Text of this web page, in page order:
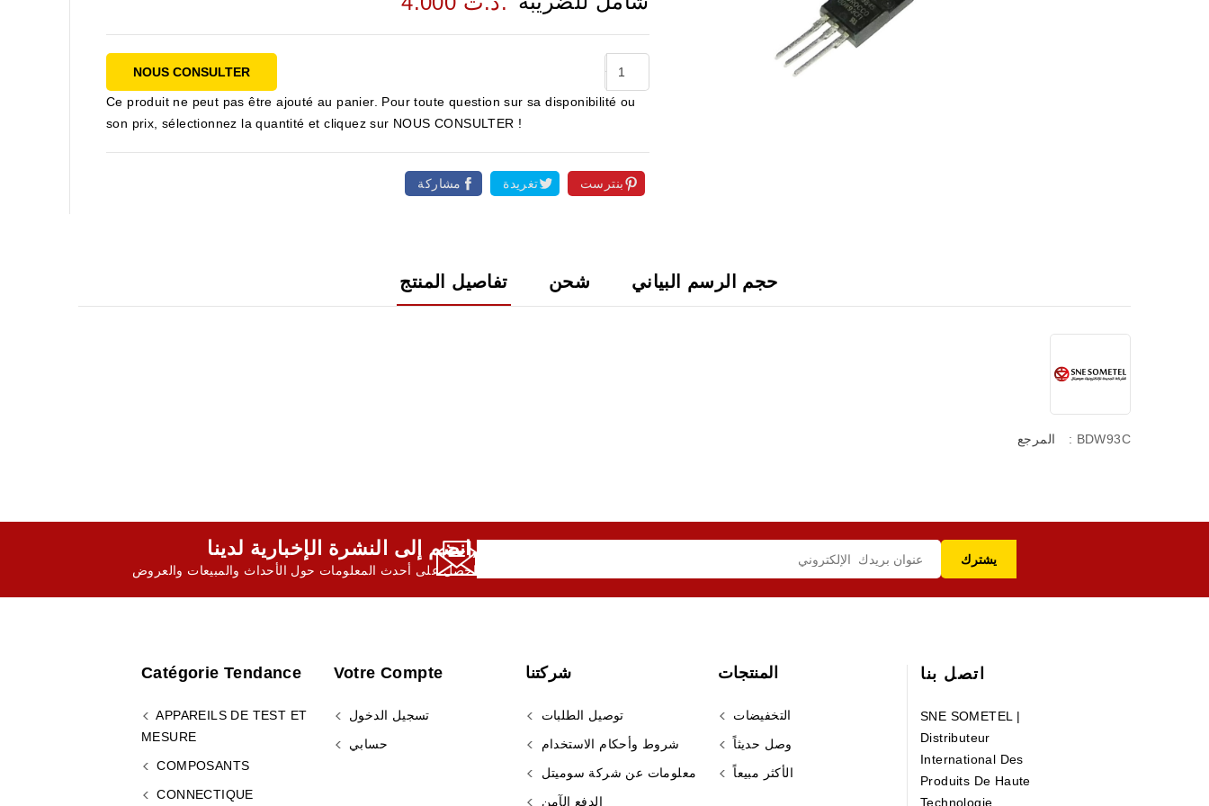
NOUS CONSULTER
Ce produit ne peut pas être ajouté au panier. Pour toute question sur sa disponibilité ou
son prix, sélectionnez la quantité et cliquez sur NOUS CONSULTER !
مشاركة تغريدة بنترست
تفاصيل المنتج شحن حجم الرسم البياني
المرجع : BDW93C
انضم إلى النشرة الإخبارية لدينا,
احصل على أحدث المعلومات حول الأحداث والمبيعات والعروض
اتصل بنا
SNE SOMETEL |
Distributeur
International Des
Produits De Haute
Technologie
المنتجات
التخفيضات
وصل حديثاً
الأكثر مبيعاً
شركتنا
توصيل الطلبات
شروط وأحكام الاستخدام
معلومات عن شركة سوميتل
الدفع الآمن
Votre Compte
تسجيل الدخول
حسابي
Catégorie Tendance
APPAREILS DE TEST ET
MESURE
COMPOSANTS
CONNECTIQUE